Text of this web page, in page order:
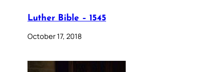
Luther Bible – 1545
October 17, 2018